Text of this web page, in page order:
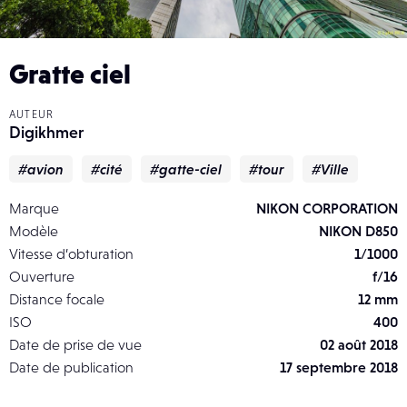
Gratte ciel
AUTEUR
Digikhmer
#avion #cité #gatte-ciel #tour #Ville
Marque
NIKON CORPORATION
Modèle
NIKON D850
Vitesse d’obturation
1/1000
Ouverture
f/16
Distance focale
12 mm
ISO
400
Date de prise de vue
02 août 2018
Date de publication
17 septembre 2018